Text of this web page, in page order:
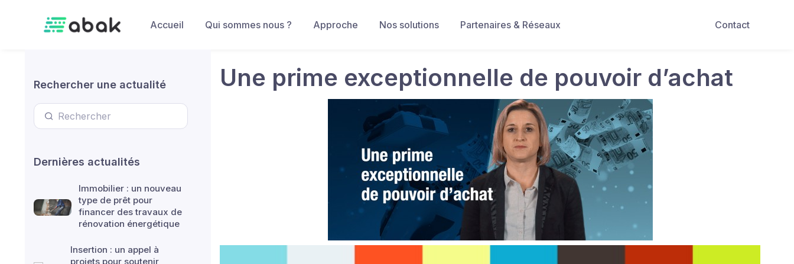
Contact
Accueil Qui sommes nous ? Approche Nos solutions Partenaires & Réseaux
Rechercher une actualité
Dernières actualités
Immobilier : un nouveau
type de prêt pour
financer des travaux de
rénovation énergétique
Insertion : un appel à
projets pour soutenir
Une prime exceptionnelle de pouvoir d’achat